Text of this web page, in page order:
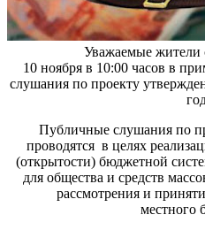
Уважаемые
10 ноября в 10:00 часов в
слушания по проекту
Публичные слушания по
проводятся в целях
(открытости) бюджетной
для общества и средств
рассмотрения и
местного